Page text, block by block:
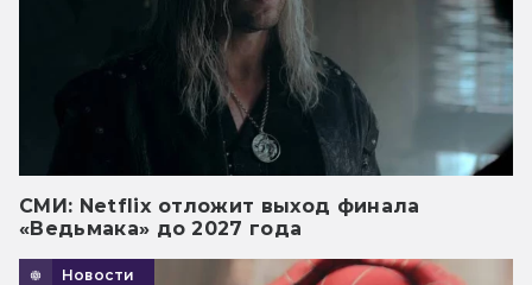
СМИ: Netflix отложит выход финала
«Ведьмака» до 2027 года
Новости